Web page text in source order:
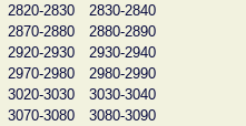
2820-2830
2830-2840
2870-2880
2880-2890
2920-2930
2930-2940
2970-2980
2980-2990
3020-3030
3030-3040
3070-3080
3080-3090